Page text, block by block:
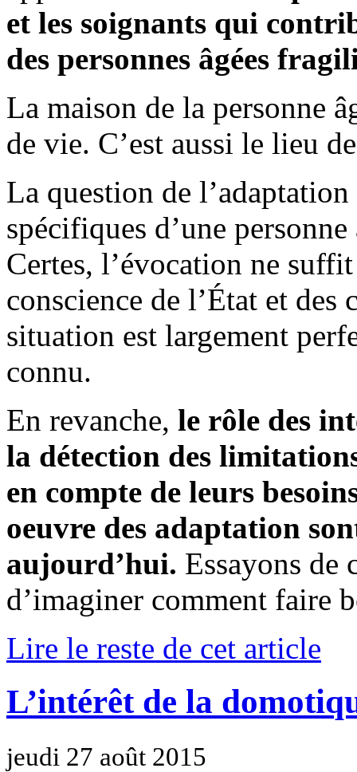
et les soignants qui
des personnes âgées
La maison de la personne
de vie. C’est aussi le lieu
La question de
spécifiques d’une
Certes, l’évocation ne
conscience de l’État et des
situation est largement
connu.
En revanche, le rôle des
la détection des
en compte de leurs
oeuvre des adaptation
aujourd’hui. Essayons de
d’imaginer comment faire
Lire le reste de cet article
L’intérêt de la
jeudi 27 août 2015